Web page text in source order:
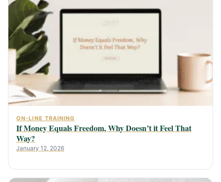
ON-LINE TRAINING
If Money Equals Freedom, Why Doesn’t it Feel That
Way?
January 12, 2026